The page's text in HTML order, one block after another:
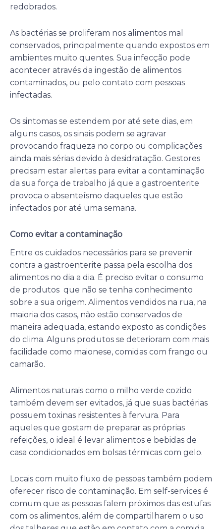
redobrados.
As bactérias se proliferam nos alimentos mal
conservados, principalmente quando expostos em
ambientes muito quentes. Sua infecção pode
acontecer através da ingestão de alimentos
contaminados, ou pelo contato com pessoas
infectadas.
Os sintomas se estendem por até sete dias, em
alguns casos, os sinais podem se agravar
provocando fraqueza no corpo ou complicações
ainda mais sérias devido à desidratação. Gestores
precisam estar alertas para evitar a contaminação
da sua força de trabalho já que a gastroenterite
provoca o absenteísmo daqueles que estão
infectados por até uma semana.
Como evitar a contaminação
Entre os cuidados necessários para se prevenir
contra a gastroenterite passa pela escolha dos
alimentos no dia a dia. É preciso evitar o consumo
de produtos que não se tenha conhecimento
sobre a sua origem. Alimentos vendidos na rua, na
maioria dos casos, não estão conservados de
maneira adequada, estando exposto as condições
do clima. Alguns produtos se deterioram com mais
facilidade como maionese, comidas com frango ou
camarão.
Alimentos naturais como o milho verde cozido
também devem ser evitados, já que suas bactérias
possuem toxinas resistentes à fervura. Para
aqueles que gostam de preparar as próprias
refeições, o ideal é levar alimentos e bebidas de
casa condicionados em bolsas térmicas com gelo.
Locais com muito fluxo de pessoas também podem
oferecer risco de contaminação. Em self-services é
comum que as pessoas falem próximos das estufas
com os alimentos, além de compartilharem o uso